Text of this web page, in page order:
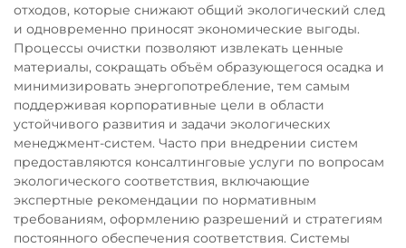
отходов, которые снижают общий экологический след
и одновременно приносят экономические выгоды.
Процессы очистки позволяют извлекать ценные
материалы, сокращать объём образующегося осадка и
минимизировать энергопотребление, тем самым
поддерживая корпоративные цели в области
устойчивого развития и задачи экологических
менеджмент-систем. Часто при внедрении систем
предоставляются консалтинговые услуги по вопросам
экологического соответствия, включающие
экспертные рекомендации по нормативным
требованиям, оформлению разрешений и стратегиям
постоянного обеспечения соответствия. Системы